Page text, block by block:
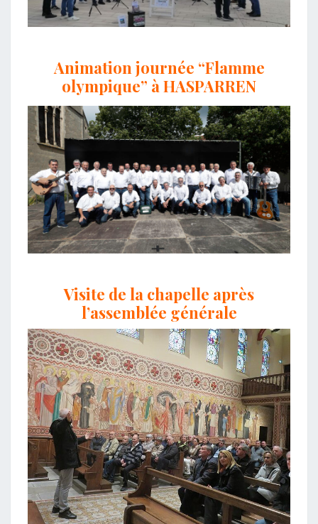
Animation journée “Flamme
olympique” à HASPARREN
Visite de la chapelle après
l’assemblée générale